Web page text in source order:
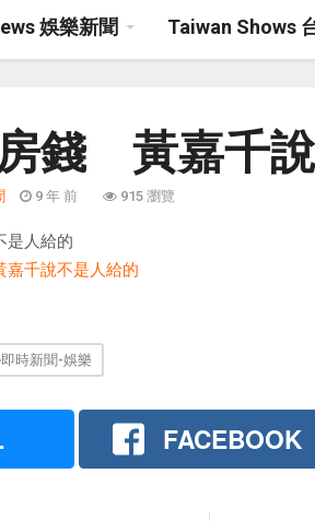
娛樂新聞 Taiwan Shows
錢 黃嘉千
9 年 前 915 瀏覽
人給的
千說不是人給的
時新聞-娛樂
FACEBOOK